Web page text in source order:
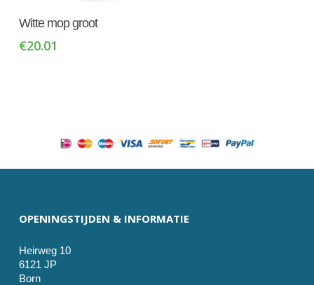
Toevoegen Aan
Winkelwagen
Witte mop groot
€20.01
OPENINGSTIJDEN & INFORMATIE
Heirweg 10
6121 JP
Born